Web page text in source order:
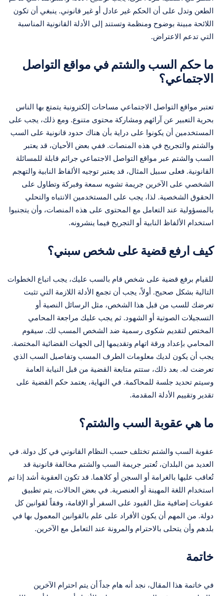
الطعن وتدل على أن الحكم غير عادل أو غير قانوني. ينبغي أن تكون
اللائحة مبينة بوضوح ومنظمة وتستند إلى الأدلة القانونية المناسبة
التي تدعم الاعتراض.
ما حكم السب والشتم في مواقع التواصل
الاجتماعي؟
تعتبر مواقع التواصل الاجتماعي مساحات إلكترونية يتمتع بها الناس
بحرية التعبير عن آرائهم ومشاركة محتوى متنوع. ومع ذلك، يجب على
المستخدمين أن يكونوا على دراية بأن هناك حدود قانونية على السب
والشتم والتجريح في هذه المنصات. ففي بعض الأحيان، قد يعتبر
السب والشتم عبر مواقع التواصل الاجتماعي جرائم قابلة للمسائلة
القانونية. فعلى سبيل المثال، قد يعتبر توجيه الألفاظ النابية والتهجم
الشخصي على الآخرين جريمة تشويه سمعة وفبركة وتطاول على
الحقوق الشخصية. لذا، يجب على المستخدمين الانتباه والتحلي
بالمسؤولية عند التعامل مع المحتوى على هذه المنصات، وأن يتجنبوا
استخدام الألفاظ النابية أو التجريح فيما ينشرونه.
كيف ارفع قضية على شخص سبني؟
للقيام برفع قضية على شخص قام بالسب عليك، يجب اتباع الخطوات
التالية بشكل صحيح. أولاً، يجب أن تجمع الأدلة اللازمة التي تثبت
تعرضك للسب من قبل هذا الشخص، مثل الرسائل النصية أو
التسجيلات الصوتية أو الشهود. ثم يجب عليك مراجعة المحامي
المختص لتقديم شكوى رسمية ضد الشخص المسب لك. سيقوم
المحامي بإعداد ورقة اتهام وتقديمها إلى الجهات القضائية المختصة.
يجب أن يكون لديك معلومات الطرف المسب وتفاصيل السب الذي
تعرضت له. بعد ذلك، ستتم متابعة القضية من قبل النيابة العامة
وسيتم تحديد جلسة للمحاكمة. في النهاية، يعتمد حكم القضية على
تقدير وتقييم الأدلة المقدمة.
ما هي عقوبة السب والشتم؟
عقوبة السب والشتم تختلف حسب النظام القانوني في كل دولة. في
العديد من البلدان، تُعتبر جريمة السب والشتم مخالفة قانونية قد
تُعاقب عليها بالغرامة أو السجن أو كلاهما. قد تكون العقوبة أشد إذا تم
استخدام اللغة المهينة أو العنصرية. في بعض الحالات، يتم تطبيق
عقوبات إضافية مثل القيود على السفر أو الإقامة، وفقاً لقوانين كل
دولة. من المهم أن يكون الأفراد على علم بالقوانين المعمول بها في
بلدهم وأن يتحلى بالاحترام والمرونة عند التعامل مع الآخرين.
خاتمة
في خاتمة هذا المقال، نجد أنه هام جداً أن يتم احترام الآخرين